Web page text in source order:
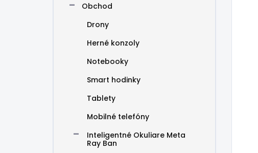
Obchod
Drony
Herné konzoly
Notebooky
Smart hodinky
Tablety
Mobilné telefóny
Inteligentné Okuliare Meta
Ray Ban